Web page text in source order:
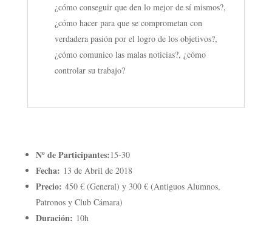
¿cómo conseguir que den lo mejor de sí mismos?,
¿cómo hacer para que se comprometan con
verdadera pasión por el logro de los objetivos?,
¿cómo comunico las malas noticias?, ¿cómo
controlar su trabajo?
Nº de Participantes:15-30
Fecha: 13 de Abril de 2018
Precio: 450 € (General) y 300 € (Antiguos Alumnos,
Patronos y Club Cámara)
Duración: 10h